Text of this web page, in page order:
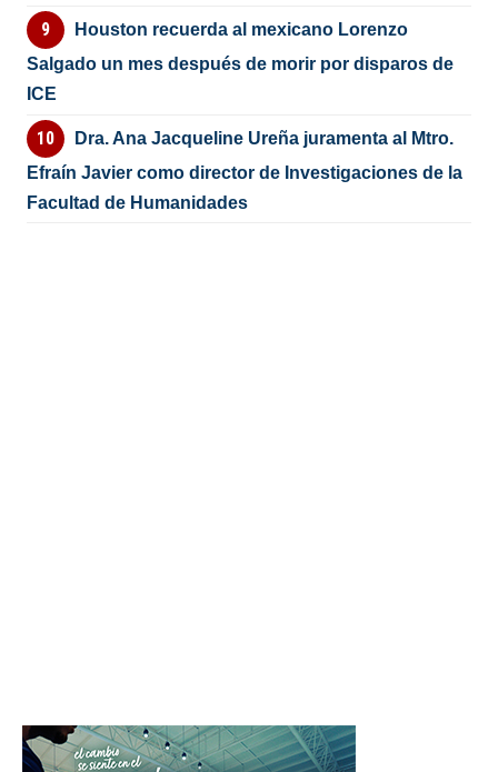
Houston recuerda al mexicano Lorenzo
Salgado un mes después de morir por disparos de
ICE
Dra. Ana Jacqueline Ureña juramenta al Mtro.
Efraín Javier como director de Investigaciones de la
Facultad de Humanidades